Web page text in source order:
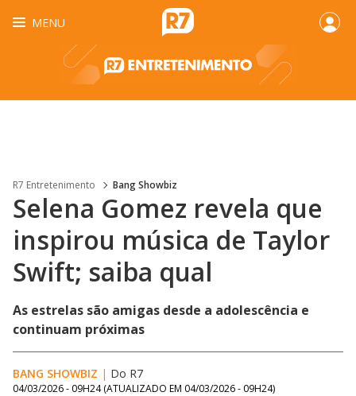
MENU
R7 Entretenimento Bang Showbiz
Selena Gomez revela que
inspirou música de Taylor
Swift; ​saiba qual
As estrelas são amigas desde a adolescência e
continuam próximas
BANG SHOWBIZ | Do R7
04/03/2026 - 09H24 (ATUALIZADO EM 04/03/2026 - 09H24)